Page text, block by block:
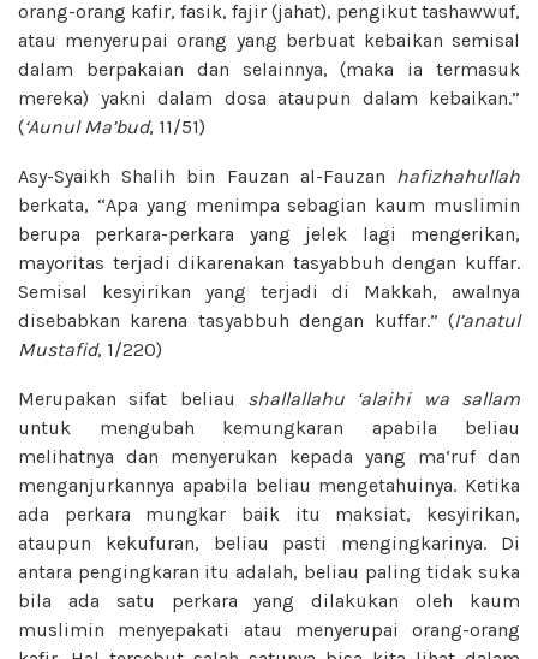
orang-orang kafir, fasik, fajir (jahat), pengikut tashawwuf,
atau menyerupai orang yang berbuat kebaikan semisal
dalam berpakaian dan selainnya, (maka ia termasuk
mereka) yakni dalam dosa ataupun dalam kebaikan.”
(‘Aunul Ma’bud, 11/51)
Asy-Syaikh Shalih bin Fauzan al-Fauzan
hafizhahullah
berkata, “Apa yang menimpa sebagian kaum muslimin
berupa perkara-perkara yang jelek lagi mengerikan,
mayoritas terjadi dikarenakan tasyabbuh dengan kuffar.
Semisal kesyirikan yang terjadi di Makkah, awalnya
disebabkan karena tasyabbuh dengan kuffar.” (I’anatul
Mustafid, 1/220)
Merupakan sifat beliau shallallahu ‘alaihi wa sallam
untuk mengubah kemungkaran apabila beliau
melihatnya dan menyerukan kepada yang ma‘ruf dan
menganjurkannya apabila beliau mengetahuinya. Ketika
ada perkara mungkar baik itu maksiat, kesyirikan,
ataupun kekufuran, beliau pasti mengingkarinya. Di
antara pengingkaran itu adalah, beliau paling tidak suka
bila ada satu perkara yang dilakukan oleh kaum
muslimin menyepakati atau menyerupai orang-orang